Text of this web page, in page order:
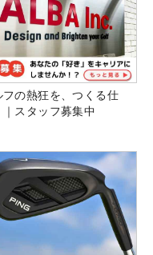
フの熱狂を、つくる仕
｜スタッフ募集中